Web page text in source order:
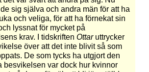
sig själva och andra män för att ha
och veliga, för att ha förnekat sin
lyssnat för mycket på
krav. I tidskriften Ottaruttrycker
över att det inte blivit så som
De som tycks ha utgjort den
besvikelsen var dock hur kvinnor